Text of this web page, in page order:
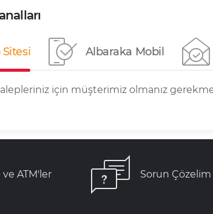
Albaraka Mobil
için müşterimiz olmanız
ve ATM'ler Sorun Çözelim